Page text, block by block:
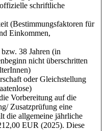
schriftliche
(Bestimmungsfaktoren für
Einkommen,
38 Jahren (in
nicht überschritten
oder Gleichstellung
Vorbereitung auf die
Zusatzprüfung eine
die allgemeine jährliche
EUR (2025). Diese